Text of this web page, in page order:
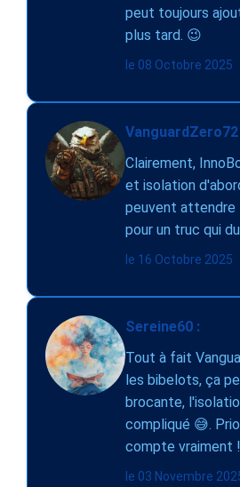
peut toujours
plus tard. 😉
le 08 Octobre 2025
VanguardZero72
Clairement,
et isolation
peuvent attendre
pour un truc qui
le 16 Octobre 2025
Sereine60 :
Tout à fait
les bibelots, ça
brocante,
compliqué 😅.
compte vraiment
le 03 Novembre